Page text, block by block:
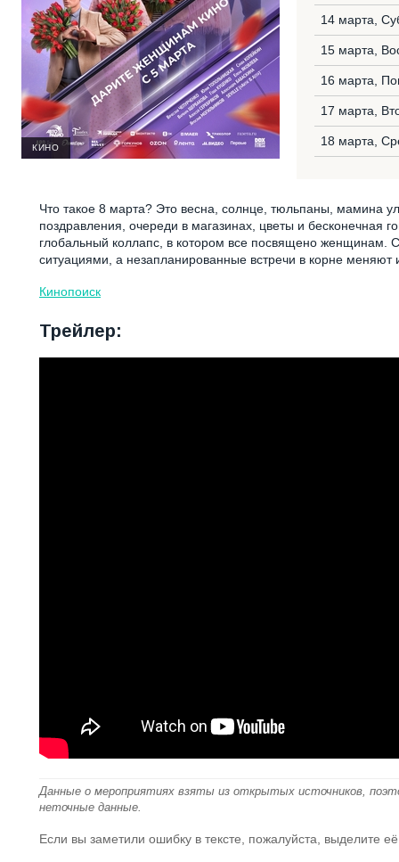
КИНО
14 марта,
15 марта,
16 марта,
17 марта,
18 марта,
Что такое 8 марта? Это весна, солнце, тюльпаны, мамина
поздравления, очереди в магазинах, цветы и бесконечная
глобальный коллапс, в котором все посвящено
ситуациями, а незапланированные встречи в корне меняют
Кинопоиск
Трейлер:
Данные о мероприятиях взяты из открытых источников,
неточные данные.
Если вы заметили ошибку в тексте, пожалуйста, выделите